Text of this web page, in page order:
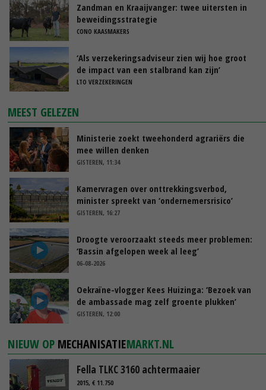
Zandman en Kraaijvanger: twee uitersten in
beweidingsstrategie
CONO KAASMAKERS
‘Als verzekeringsadviseur zien wij hoe groot
de impact van een stalbrand kan zijn’
LTO VERZEKERINGEN
MEEST GELEZEN
Ministerie zoekt tweehonderd agrariërs die
mee willen denken
GISTEREN, 11:34
Kamervragen over onttrekkingsverbod,
minister spreekt van ‘ondernemersrisico’
GISTEREN, 16:27
Droogte veroorzaakt steeds meer problemen:
‘Bassin afgelopen week al leeg’
06-08-2026
Oekraïne-vlogger Kees Huizinga: ‘Bezoek van
de ambassade mag zelf groente plukken’
GISTEREN, 12:00
NIEUW OP MECHANISATIEMARKT.NL
Fella TLKC 3160 achtermaaier
2015, € 11.750